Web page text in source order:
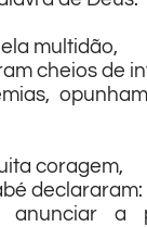
multidão,
cheios de
coragem,
declararam:
anunciar a